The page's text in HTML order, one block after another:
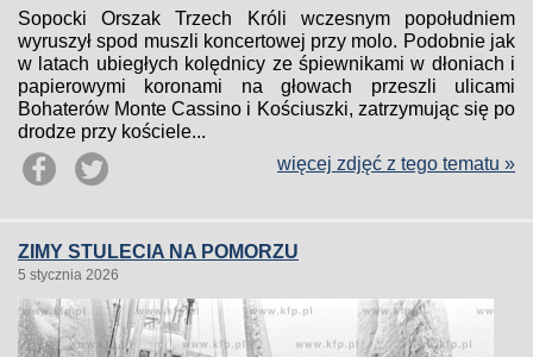
Sopocki Orszak Trzech Króli wczesnym popołudniem
wyruszył spod muszli koncertowej przy molo. Podobnie jak
w latach ubiegłych kolędnicy ze śpiewnikami w dłoniach i
papierowymi koronami na głowach przeszli ulicami
Bohaterów Monte Cassino i Kościuszki, zatrzymując się po
drodze przy kościele...
więcej zdjęć z tego tematu »
ZIMY STULECIA NA POMORZU
5 stycznia 2026